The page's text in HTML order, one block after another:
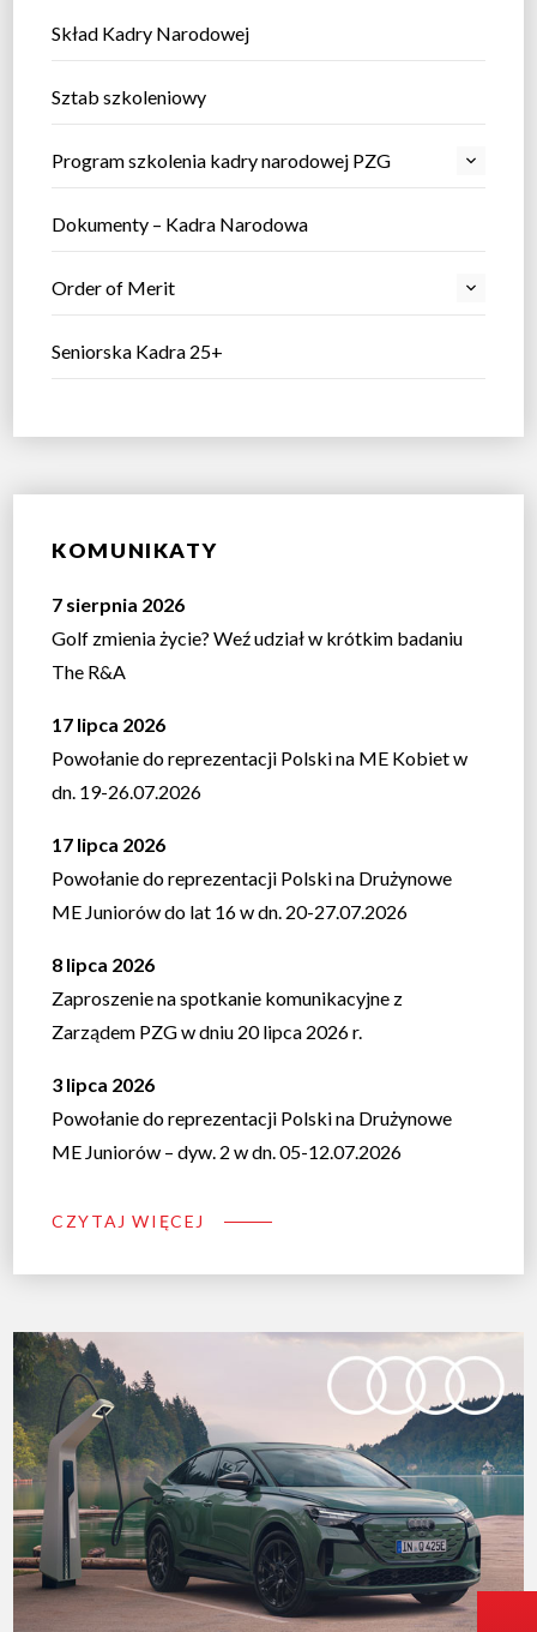
Skład Kadry Narodowej
Sztab szkoleniowy
Program szkolenia kadry narodowej PZG
Dokumenty – Kadra Narodowa
Order of Merit
Seniorska Kadra 25+
KOMUNIKATY
7 sierpnia 2026
Golf zmienia życie? Weź udział w krótkim badaniu
The R&A
17 lipca 2026
Powołanie do reprezentacji Polski na ME Kobiet w
dn. 19-26.07.2026
17 lipca 2026
Powołanie do reprezentacji Polski na Drużynowe
ME Juniorów do lat 16 w dn. 20-27.07.2026
8 lipca 2026
Zaproszenie na spotkanie komunikacyjne z
Zarządem PZG w dniu 20 lipca 2026 r.
3 lipca 2026
Powołanie do reprezentacji Polski na Drużynowe
ME Juniorów – dyw. 2 w dn. 05-12.07.2026
CZYTAJ WIĘCEJ